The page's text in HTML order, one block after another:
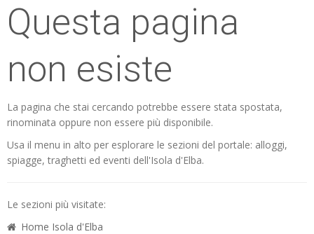
Questa pagina
non esiste
La pagina che stai cercando potrebbe essere stata spostata,
rinominata oppure non essere più disponibile.
Usa il menu in alto per esplorare le sezioni del portale: alloggi,
spiagge, traghetti ed eventi dell'Isola d'Elba.
Le sezioni più visitate:
Home Isola d'Elba